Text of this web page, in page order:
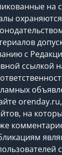
на
с
ссылкой
orenday.ru,
на